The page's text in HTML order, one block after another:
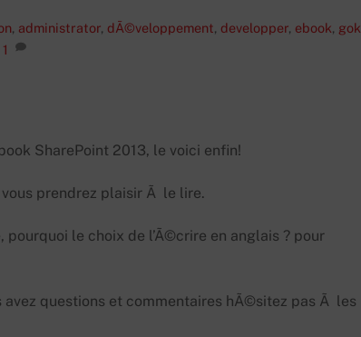
, administrator, dÃ©veloppement, developper, ebook,
1
SharePoint 2013, le voici enfin!
prendrez plaisir Ã le lire.
le choix de l’Ã©crire en anglais ? pour
questions et commentaires hÃ©sitez pas Ã les